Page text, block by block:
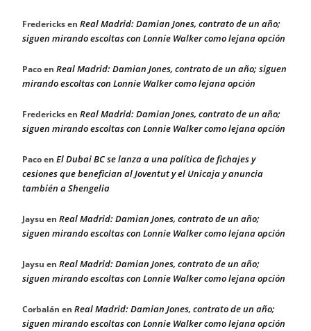
Fredericksen Real Madrid: Damian Jones, contrato de un año;
siguen mirando escoltas con Lonnie Walker como lejana opción
Pacoen Real Madrid: Damian Jones, contrato de un año; siguen
mirando escoltas con Lonnie Walker como lejana opción
Fredericksen Real Madrid: Damian Jones, contrato de un año;
siguen mirando escoltas con Lonnie Walker como lejana opción
Pacoen El Dubai BC se lanza a una política de fichajes y
cesiones que benefician al Joventut y el Unicaja y anuncia
también a Shengelia
Jaysu en Real Madrid: Damian Jones, contrato de un año;
siguen mirando escoltas con Lonnie Walker como lejana opción
Jaysu en Real Madrid: Damian Jones, contrato de un año;
siguen mirando escoltas con Lonnie Walker como lejana opción
Corbalán en Real Madrid: Damian Jones, contrato de un año;
siguen mirando escoltas con Lonnie Walker como lejana opción